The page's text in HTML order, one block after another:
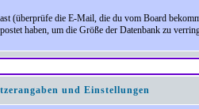
(überprüfe die E-Mail, die du vom Board
haben, um die Größe der Datenbank zu
und Einstellungen